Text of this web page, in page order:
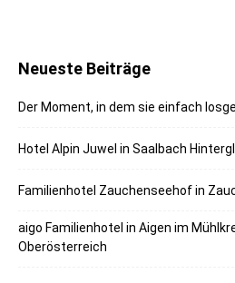
Neueste Beiträge
Der Moment, in dem sie einfach
Hotel Alpin Juwel in Saalbach
Familienhotel Zauchenseehof in
aigo Familienhotel in Aigen im
Oberösterreich